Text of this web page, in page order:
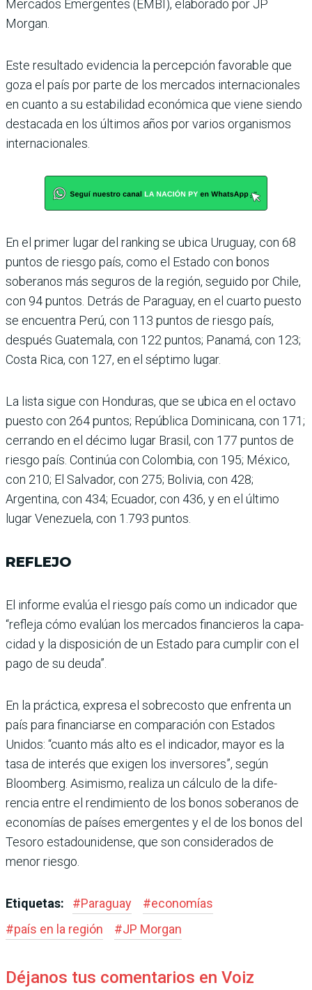
Mercados Emer­gentes (EMBI), elaborado por JP
Morgan.
Este resultado evidencia la percepción favorable que
goza el país por parte de los mercados internacionales
en cuanto a su estabilidad económica que viene siendo
destacada en los últimos años por varios organismos
inter­nacionales.
En el primer lugar del ran­king se ubica Uruguay, con 68
puntos de riesgo país, como el Estado con bonos
soberanos más seguros de la región, seguido por Chile,
con 94 puntos. Detrás de Para­guay, en el cuarto puesto
se encuentra Perú, con 113 pun­tos de riesgo país,
después Guatemala, con 122 puntos; Panamá, con 123;
Costa Rica, con 127, en el séptimo lugar.
La lista sigue con Hondu­ras, que se ubica en el octavo
puesto con 264 puntos; República Dominicana, con 171;
cerrando en el décimo lugar Brasil, con 177 puntos de
riesgo país. Continúa con Colombia, con 195; México,
con 210; El Salvador, con 275; Bolivia, con 428;
Argentina, con 434; Ecuador, con 436, y en el último
lugar Venezuela, con 1.793 puntos.
REFLEJO
El informe evalúa el riesgo país como un indicador que
“refleja cómo evalúan los mercados financieros la capa­
cidad y la disposición de un Estado para cumplir con el
pago de su deuda”.
En la práctica, expresa el sobrecosto que enfrenta un
país para financiarse en com­paración con Estados
Unidos: “cuanto más alto es el indica­dor, mayor es la
tasa de inte­rés que exigen los inversores”, según
Bloomberg. Asimismo, realiza un cálculo de la dife­
rencia entre el rendimiento de los bonos soberanos de
econo­mías de países emergentes y el de los bonos del
Tesoro esta­dounidense, que son conside­rados de
menor riesgo.
Etiquetas: #Paraguay #economías
#país en la región #JP Morgan
Déjanos tus comentarios en Voiz